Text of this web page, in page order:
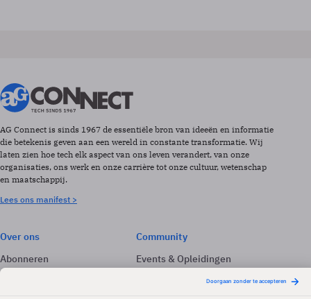
AG Connect is sinds 1967 de essentiële bron van ideeën en informatie
die betekenis geven aan een wereld in constante transformatie. Wij
laten zien hoe tech elk aspect van ons leven verandert, van onze
organisaties, ons werk en onze carrière tot onze cultuur, wetenschap
en maatschappij.
Lees ons manifest >
Over ons
Abonneren
Adverteren
Community
Events & Opleidingen